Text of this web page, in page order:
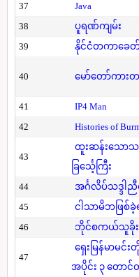
37
Java
38
ပူရဏ်ကျမ်း
39
နိုင်ငံတကာခေတ်
40 မော်တော်ကား
41
IP4 Man
42
Histories of
43
ထူးဆန်းသော
ခြင်္သေ့ကြီး
44 အင်္ဂလိပ်သဒ္ဒါ
45
ငါသာမိဘဖြစ်ခဲ့
46
ဘိုင်စကယ်သူခိုးမ
47
ရှေးမြန်မာမ
အပိုင်း ၃ တောင်